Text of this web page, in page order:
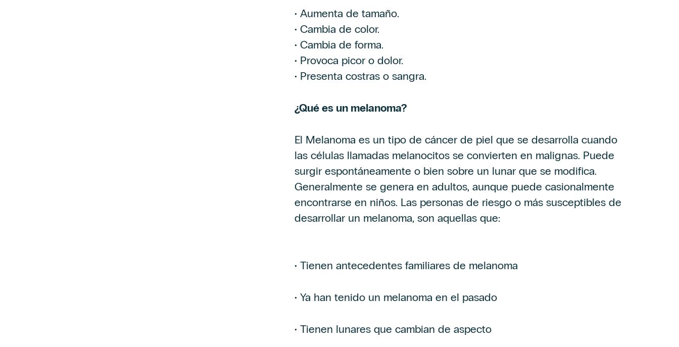
• Aumenta de tamaño.
• Cambia de color.
• Cambia de forma.
• Provoca picor o dolor.
• Presenta costras o sangra.
¿Qué es un melanoma?
El Melanoma es un tipo de cáncer de piel que se desarrolla cuando
las células llamadas melanocitos se convierten en malignas. Puede
surgir espontáneamente o bien sobre un lunar que se modifica.
Generalmente se genera en adultos, aunque puede casionalmente
encontrarse en niños. Las personas de riesgo o más susceptibles de
desarrollar un melanoma, son aquellas que:
• Tienen antecedentes familiares de melanoma
• Ya han tenido un melanoma en el pasado
• Tienen lunares que cambian de aspecto